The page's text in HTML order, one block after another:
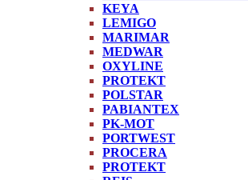
KEYA
LEMIGO
MARIMAR
MEDWAR
OXYLINE
PROTEKT
POLSTAR
PABIANTEX
PK-MOT
PORTWEST
PROCERA
PROTEKT